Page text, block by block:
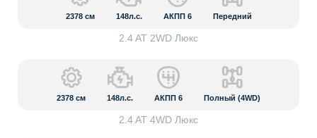
2378 см 148л.с. АКПП 6 Передний
2.4 AT 2WD Люкс
2378 см 148л.с. АКПП 6 Полный (4WD)
2.4 AT 4WD Люкс